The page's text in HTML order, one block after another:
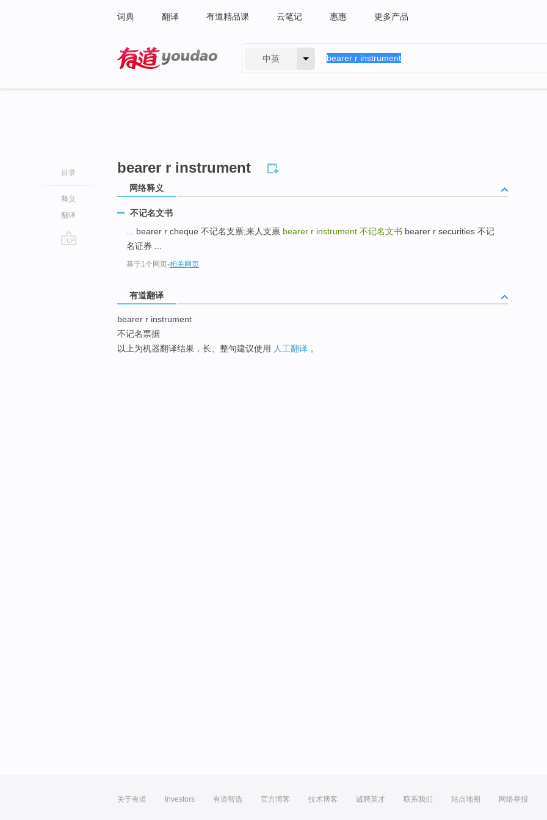
词典 翻译 有道精品课 云笔记 惠惠 更多产品
中英
目录
释义
翻译
bearer r instrument
网络释义
不记名文书
... bearer r cheque 不记名支票;来人支票 bearer r instrument 不记名文书 bearer r securities 不记
名证券 ...
基于1个网页-相关网页
有道翻译
bearer r instrument
不记名票据
以上为机器翻译结果，长、整句建议使用 人工翻译 。
关于有道 Investors 有道智选 官方博客 技术博客 诚聘英才 联系我们 站点地图 网络举报